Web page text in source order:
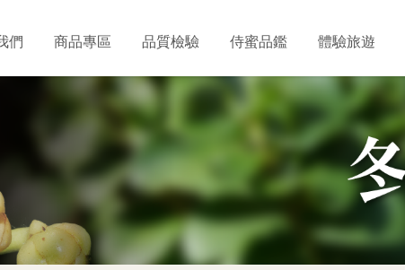
們 商品專區 品質檢驗 侍蜜品鑑 體驗旅遊